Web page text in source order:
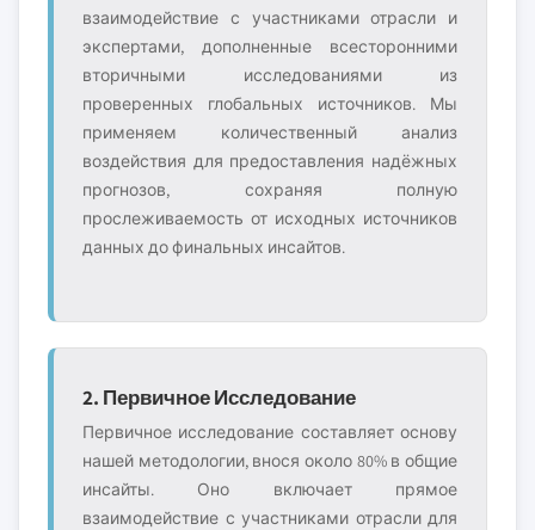
взаимодействие с участниками отрасли и
экспертами, дополненные всесторонними
вторичными исследованиями из
проверенных глобальных источников. Мы
применяем количественный анализ
воздействия для предоставления надёжных
прогнозов, сохраняя полную
прослеживаемость от исходных источников
данных до финальных инсайтов.
2. Первичное Исследование
Первичное исследование составляет основу
нашей методологии, внося около 80% в общие
инсайты. Оно включает прямое
взаимодействие с участниками отрасли для